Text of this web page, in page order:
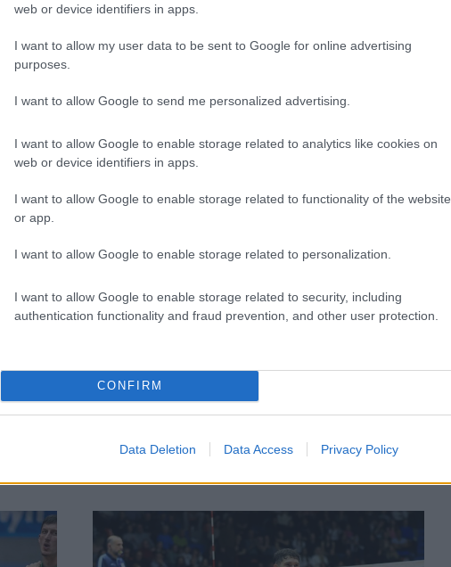
web or device identifiers in apps.
I want to allow my user data to be sent to Google for online advertising
purposes.
I want to allow Google to send me personalized advertising.
I want to allow Google to enable storage related to analytics like cookies on
web or device identifiers in apps.
I want to allow Google to enable storage related to functionality of the website
or app.
I want to allow Google to enable storage related to personalization.
I want to allow Google to enable storage related to security, including
authentication functionality and fraud prevention, and other user protection.
CONFIRM
Data Deletion Data Access Privacy Policy
παντού…